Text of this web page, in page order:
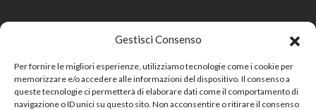
Gestisci Consenso
Per fornire le migliori esperienze, utilizziamo tecnologie come i cookie per
memorizzare e/o accedere alle informazioni del dispositivo. Il consenso a
queste tecnologie ci permetterà di elaborare dati come il comportamento di
navigazione o ID unici su questo sito. Non acconsentire o ritirare il consenso
G.B. Palumbo & C. Editore S.p.A.
90139 Palermo
https://www.palumboeditore.it